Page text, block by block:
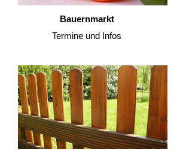
Bauernmarkt
Termine und Infos